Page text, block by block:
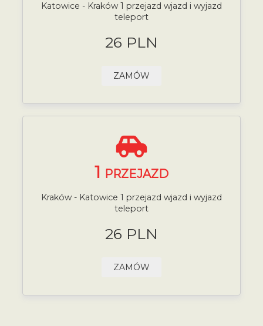
Katowice - Kraków 1 przejazd wjazd i wyjazd
teleport
26 PLN
ZAMÓW
1 PRZEJAZD
Kraków - Katowice 1 przejazd wjazd i wyjazd
teleport
26 PLN
ZAMÓW